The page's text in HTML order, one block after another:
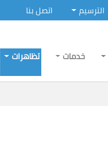
الترسيم اتصل بنا
خدمات تظاهرات